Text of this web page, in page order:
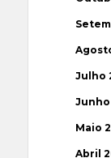
Julho
Junho
Maio
Abril